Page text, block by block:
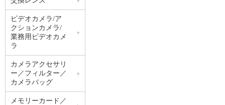
ビデオカメラ/ア
クションカメラ/
業務用ビデオカメ
ラ
カメラアクセサリ
ー／フィルター／
カメラバッグ
メモリーカード／